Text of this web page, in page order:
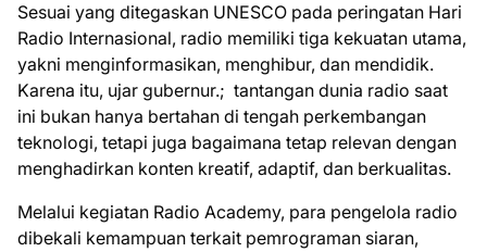
Sesuai yang ditegaskan UNESCO pada peringatan Hari
Radio Internasional, radio memiliki tiga kekuatan utama,
yakni menginformasikan, menghibur, dan mendidik.
Karena itu, ujar gubernur.; tantangan dunia radio saat
ini bukan hanya bertahan di tengah perkembangan
teknologi, tetapi juga bagaimana tetap relevan dengan
menghadirkan konten kreatif, adaptif, dan berkualitas.
Melalui kegiatan Radio Academy, para pengelola radio
dibekali kemampuan terkait pemrograman siaran,